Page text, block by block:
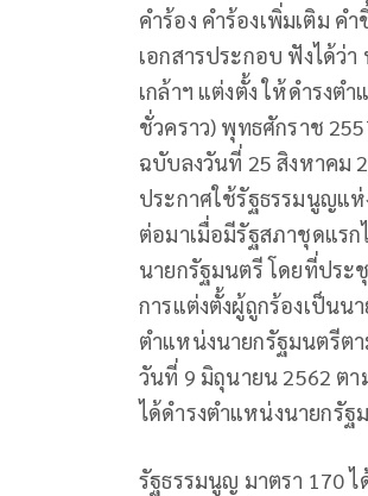
คำร้อง คำร้องเพิ่มเติม ค
เอกสารประกอบ ฟังได้ว่
เกล้าฯ แต่งตั้ง ให้ดำรง
ชั่วคราว) พุทธศักราช
ฉบับลงวันที่ 25 สิงหาคม
ประกาศใช้รัฐธรรมนูญแ
ต่อมาเมื่อมีรัฐสภาชุดแร
นายกรัฐมนตรี โดยที่ประ
การแต่งตั้งผู้ถูกร้องเป็นน
ตำแหน่งนายกรัฐมนตรีต
วันที่ 9 มิถุนายน 2562 ต
ได้ดำรงตำแหน่งนายกรั
รัฐธรรมนูญ มาตรา 170